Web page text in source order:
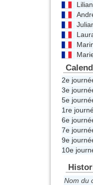
2e
3e
5e
1re
6e
7e
9e
10e
Nom du